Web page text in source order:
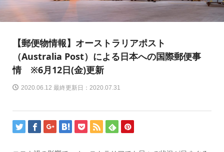
【郵便物情報】オーストラリアポスト
（Australia Post）による日本への国際郵便事
情 ※6月12日(金)更新
2020.06.12 最終更新日：2020.07.31